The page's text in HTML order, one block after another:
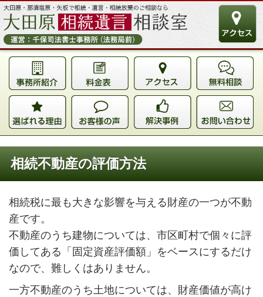
相続不動産の評価方法
相続税に最も大きな影響を与える財産の一つが不動
産です。
不動産のうち建物については、市区町村で個々に評
価してある「固定資産評価額」をベースにするだけ
なので、難しくはありません。
一方不動産のうち土地については、財産価値が高け